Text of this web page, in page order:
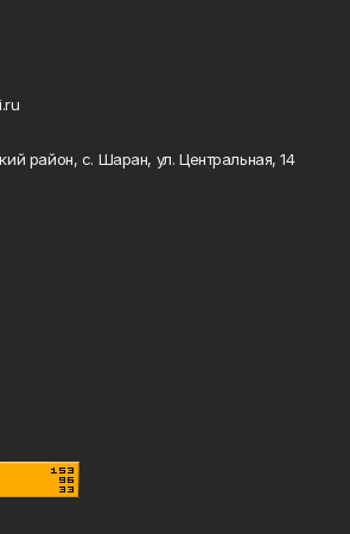
район, с. Шаран, ул. Центральная, 14